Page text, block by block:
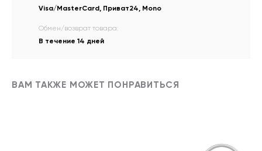
Visa/MasterCard, Приват24, Mono
Обмен/возврат товара:
В течение 14 дней
ВАМ ТАКЖЕ МОЖЕТ ПОНРАВИТЬСЯ